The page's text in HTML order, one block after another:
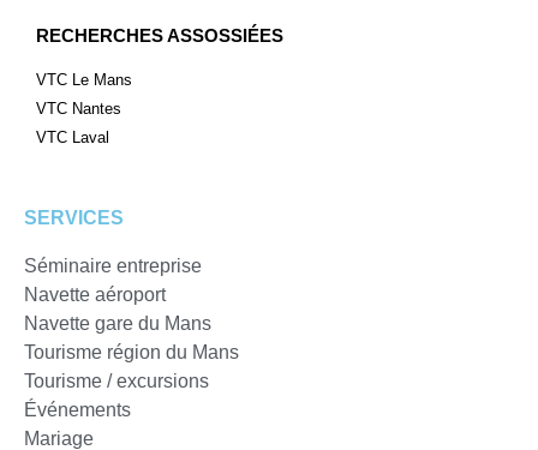
RECHERCHES ASSOSSIÉES
VTC Le Mans
VTC Nantes
VTC Laval
SERVICES
Séminaire entreprise
Navette aéroport
Navette gare du Mans
Tourisme région du Mans
Tourisme / excursions
Événements
Mariage